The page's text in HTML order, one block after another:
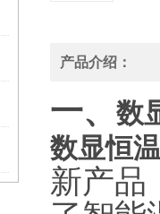
产品介绍：
一、
数
数显恒
新产品